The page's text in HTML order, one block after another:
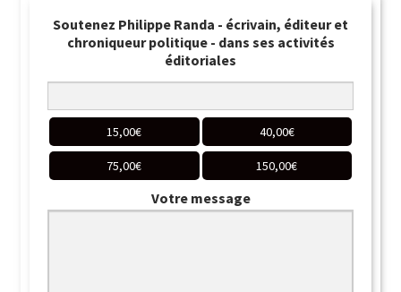
Soutenez Philippe Randa - écrivain, éditeur et
chroniqueur politique - dans ses activités
éditoriales
15,00€ 40,00€
75,00€ 150,00€
Votre message